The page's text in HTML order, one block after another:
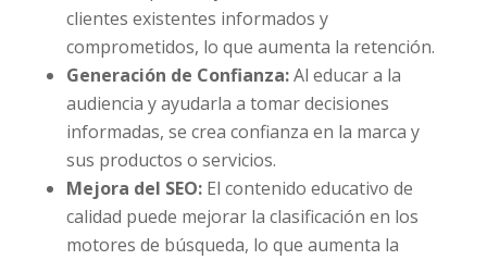
clientes existentes informados y
comprometidos, lo que aumenta la retención.
Generación de Confianza:Al educar a la
audiencia y ayudarla a tomar decisiones
informadas, se crea confianza en la marca y
sus productos o servicios.
Mejora del SEO:El contenido educativo de
calidad puede mejorar la clasificación en los
motores de búsqueda, lo que aumenta la